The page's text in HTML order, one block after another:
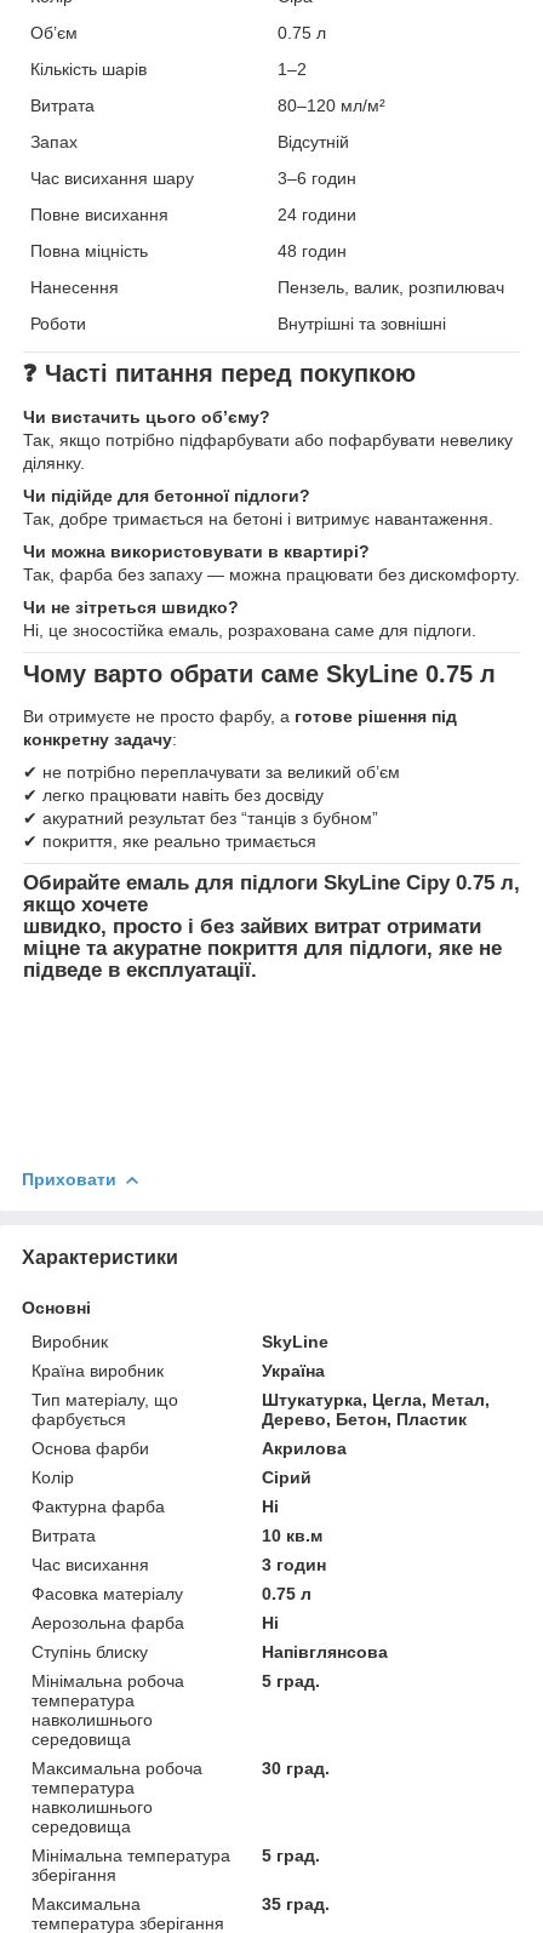
Об’єм
0.75 л
Кількість шарів
1–2
Витрата
80–120 мл/м²
Запах
Відсутній
Час висихання шару
3–6 годин
Повне висихання
24 години
Повна міцність
48 годин
Нанесення
Пензель, валик, розпилювач
Роботи
Внутрішні та зовнішні
❓ Часті питання перед покупкою
Чи вистачить цього об’єму?
Так, якщо потрібно підфарбувати або пофарбувати невелику
ділянку.
Чи підійде для бетонної підлоги?
Так, добре тримається на бетоні і витримує навантаження.
Чи можна використовувати в квартирі?
Так, фарба без запаху — можна працювати без дискомфорту.
Чи не зітреться швидко?
Ні, це зносостійка емаль, розрахована саме для підлоги.
Чому варто обрати саме SkyLine 0.75 л
Ви отримуєте не просто фарбу, а готове рішення під
конкретну задачу:
✔ не потрібно переплачувати за великий об’єм
✔ легко працювати навіть без досвіду
✔ акуратний результат без “танців з бубном”
✔ покриття, яке реально тримається
Обирайте емаль для підлоги SkyLine Сіру 0.75 л,
якщо хочете
швидко, просто і без зайвих витрат отримати
міцне та акуратне покриття для підлоги, яке не
підведе в експлуатації.
Приховати
Характеристики
Основні
Виробник
SkyLine
Країна виробник
Україна
Тип матеріалу, що
фарбується
Штукатурка, Цегла, Метал,
Дерево, Бетон, Пластик
Основа фарби
Акрилова
Колір
Сірий
Фактурна фарба
Ні
Витрата
10 кв.м
Час висихання
3 годин
Фасовка матеріалу
0.75 л
Аерозольна фарба
Ні
Ступінь блиску
Напівглянсова
Мінімальна робоча
температура
навколишнього
середовища
5 град.
Максимальна робоча
температура
навколишнього
середовища
30 град.
Мінімальна температура
зберігання
5 град.
Максимальна
температура зберігання
35 град.